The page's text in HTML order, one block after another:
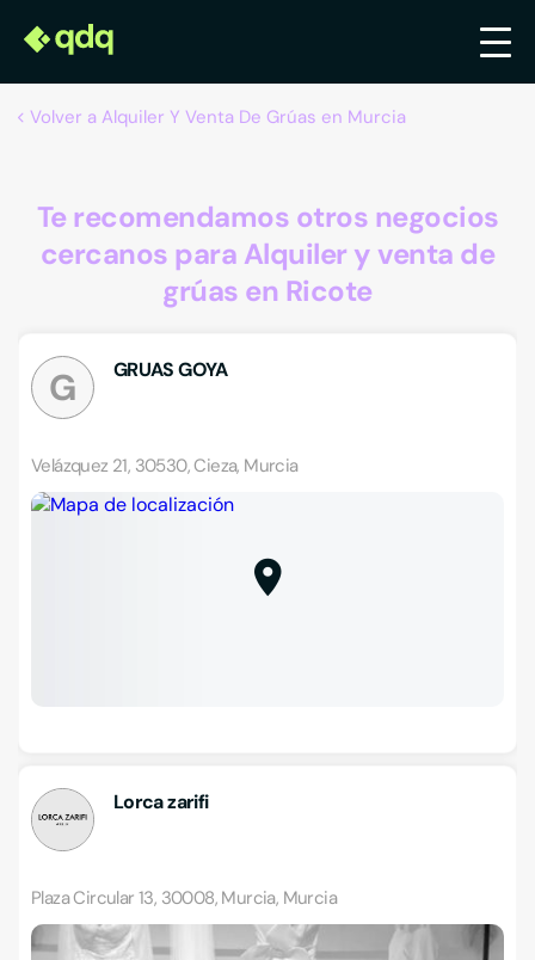
Volver a Alquiler Y Venta De Grúas en Murcia
Te recomendamos otros negocios
cercanos para Alquiler y venta de
grúas en Ricote
G GRUAS GOYA
Velázquez 21, 30530, Cieza, Murcia
Lorca zarifi
Plaza Circular 13, 30008, Murcia, Murcia